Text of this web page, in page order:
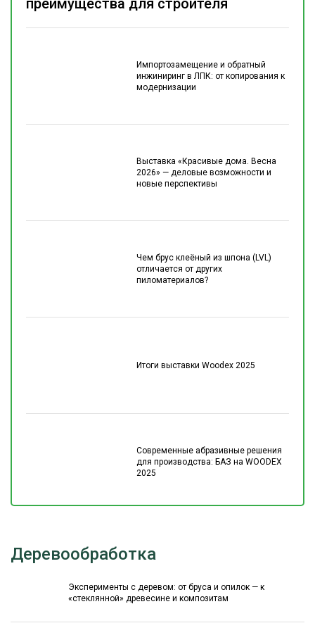
Импортозамещение и обратный
инжиниринг в ЛПК: от копирования к
модернизации
Выставка «Красивые дома. Весна
2026» — деловые возможности и
новые перспективы
Чем брус клеёный из шпона (LVL)
отличается от других
пиломатериалов?
Итоги выставки Woodex 2025
Современные абразивные решения
для производства: БАЗ на WOODEX
2025
преимущества для строителя
Деревообработка
Эксперименты с деревом: от бруса и опилок — к
«стеклянной» древесине и композитам